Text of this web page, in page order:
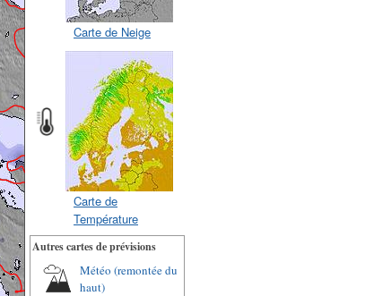
Carte de Neige
Carte de
Température
Autres cartes de prévisions
Météo (remontée du
haut)